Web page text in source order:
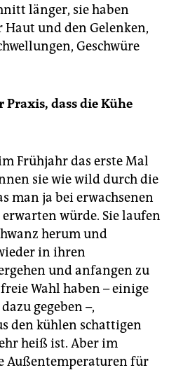
länger, sie haben
Haut und den Gelenken,
Geschwüre
dass die Kühe
Frühjahr das erste Mal
sie wie wild durch die
man ja bei erwachsenen
würde. Sie laufen
herum und
in ihren
und anfangen zu
Wahl haben – einige
gegeben –,
den kühlen schattigen
heiß ist. Aber im
Außentemperaturen für